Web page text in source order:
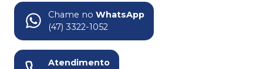
Chame no WhatsApp
(47) 3322-1052
Atendimento